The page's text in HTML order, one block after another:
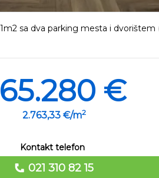
sa dva parking mesta i
€
2.763,33 €/m2
Kontakt telefon
021 310 82 15